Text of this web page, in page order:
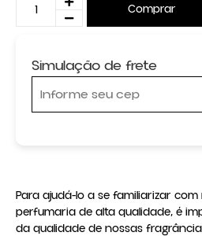
Comprar
Simulação de frete
Para ajudá-lo a se familiarizar
perfumaria de alta qualidade, é
da qualidade de nossas